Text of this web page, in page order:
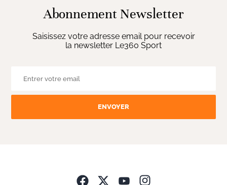
Abonnement Newsletter
Saisissez votre adresse email pour recevoir
la newsletter Le360 Sport
ENVOYER